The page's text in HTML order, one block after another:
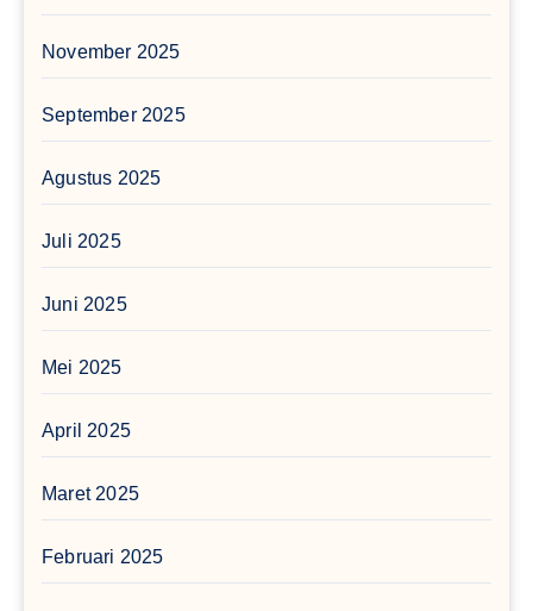
November 2025
September 2025
Agustus 2025
Juli 2025
Juni 2025
Mei 2025
April 2025
Maret 2025
Februari 2025